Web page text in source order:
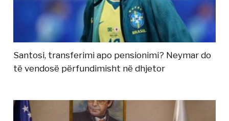
Santosi, transferimi apo pensionimi? Neymar do
të vendosë përfundimisht në dhjetor